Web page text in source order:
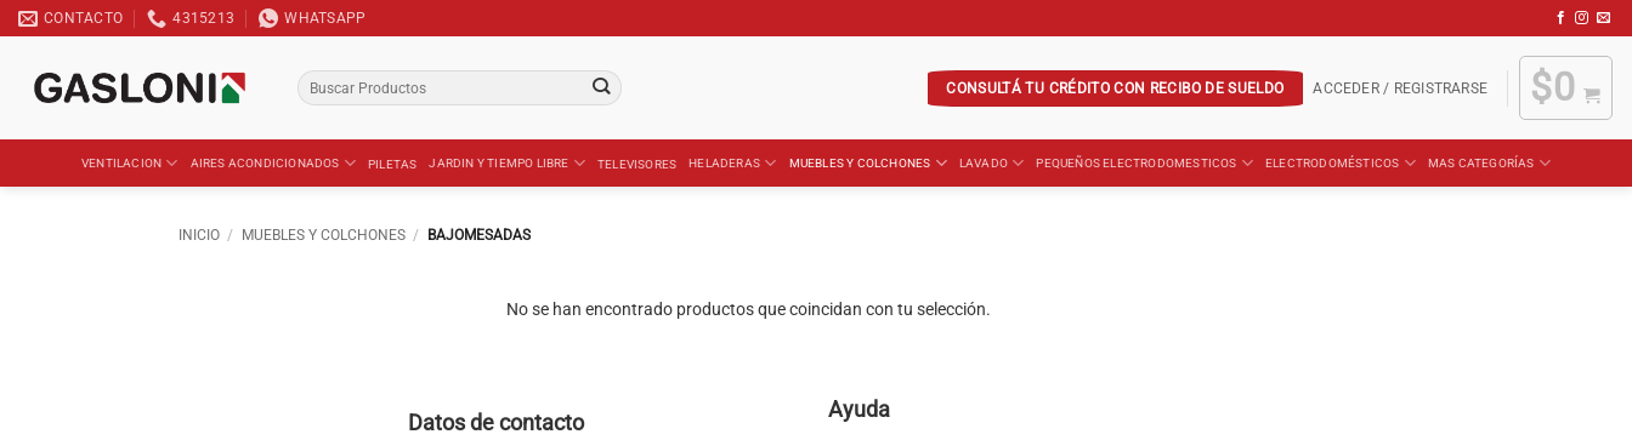
Saltar
al
contenido
CONTACTO 4315213 WHATSAPP
Buscar
por:
CONSULTÁ TU CRÉDITO CON RECIBO DE SUELDO ACCEDER / REGISTRARSE $0
VENTILACION AIRES ACONDICIONADOS PILETAS JARDIN Y TIEMPO LIBRE TELEVISORES HELADERAS MUEBLES Y COLCHONES LAVADO PEQUEÑOS ELECTRODOMESTICOS ELECTRODOMÉSTICOS MAS CATEGORÍAS
INICIO / MUEBLES Y COLCHONES / BAJOMESADAS
No se han encontrado productos que coincidan con tu selección.
Datos de contacto
Ayuda